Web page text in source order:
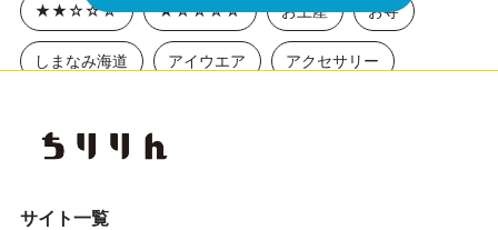
★★☆☆☆ ★☆☆☆☆ お土産 お寺
しまなみ海道 アイウエア アクセサリー
イベントレポート
オフロード
サイト一覧